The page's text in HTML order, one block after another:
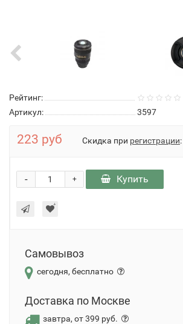
Рейтинг:
Артикул:
3597
223 руб Скидка при регистрации
+
- Купить
Самовывоз
сегодня, бесплатно
Доставка по Москве
завтра, от 399 руб.